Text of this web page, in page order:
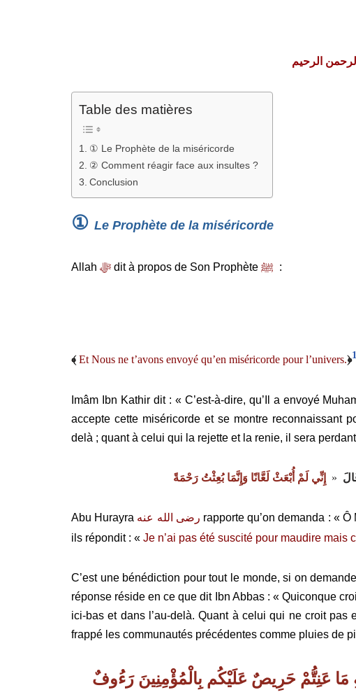
الرحيم
Table des matières
① Le Prophète de la miséricorde
② Comment réagir face aux insultes ?
Conclusion
① Le Prophète de la miséricorde
Allah ﷻ dit à propos de Son Prophète ﷺ :
﴾ Et Nous ne t’avons envoyé qu’en miséricorde pour l’univers.﴿1
Imâm Ibn Kathir dit : « C’est-à-dire, qu’Il a envoyé
accepte cette miséricorde et se montre reconnaissant
delà ; quant à celui qui la rejette et la renie, il sera
« ‏ إِنِّي لَمْ أُبْعَثْ لَعَّانًا وَإِنَّمَا بُعِثْتُ رَحْمَةً
Abu Hurayra رضى الله عنه rapporte qu’on demanda : «
ils répondit : « Je n’ai pas été suscité pour maudire mais
C’est une bénédiction pour tout le monde, si on
réponse réside en ce que dit Ibn Abbas : « Quiconque
ici-bas et dans l’au-delà. Quant à celui qui ne croit
frappé les communautés précédentes comme pluies de
عَنِتُّمْ حَرِيصٌ عَلَيْكُم بِالْمُؤْمِنِينَ رَءُوفٌ